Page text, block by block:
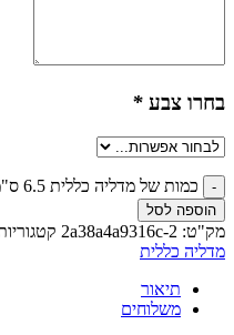
בחרו צבע *
כמות של מדליה כללית 6.5 ס"מ
הוספה לסל
מק"ט: 2a38a4a9316c-2
מדליה כללית
תיאור
משלוחים